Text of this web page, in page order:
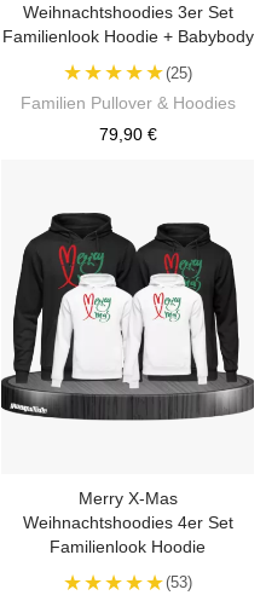
Weihnachtshoodies 3er Set
Familienlook Hoodie + Babybody
★★★★★(25)
Familien Pullover & Hoodies
79,90 €
Merry X-Mas
Weihnachtshoodies 4er Set
Familienlook Hoodie
★★★★★(53)